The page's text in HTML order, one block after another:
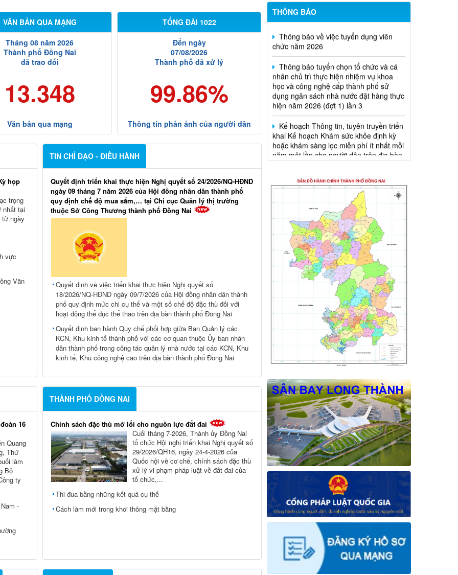
VĂN BẢN QUA MẠNG
Tháng 08 năm 2026
Thành phố Đồng Nai
đã trao đổi
13.348
Văn bản qua mạng
TỔNG ĐÀI 1022
Đến ngày
07/08/2026
Thành phố đã xử lý
99.86%
Thông tin phản ảnh của người dân
họp
trọng
nhất tại
từ ngày
vực
Văn
TIN CHỈ ĐẠO - ĐIỀU HÀNH
Quyết định triển khai thực hiện Nghị quyết số 24/2026/NQ-HĐND
ngày 09 tháng 7 năm 2026 của Hội đồng nhân dân thành phố
quy định chế độ mua sắm,… tại Chi cục Quản lý thị trường
thuộc Sở Công Thương thành phố Đồng Nai
Quyết định về việc triển khai thực hiện Nghị quyết số
18/2026/NQ-HĐND ngày 09/7/2026 của Hội đồng nhân dân thành
phố quy định mức chi cụ thể và một số chế độ đặc thù đối với
hoạt động thể dục thể thao trên địa bàn thành phố Đồng Nai
Quyết định ban hành Quy chế phối hợp giữa Ban Quản lý các
KCN, Khu kinh tế thành phố với các cơ quan thuộc Ủy ban nhân
dân thành phố trong công tác quản lý nhà nước tại các KCN, Khu
kinh tế, Khu công nghệ cao trên địa bàn thành phố Đồng Nai
16
Quang
Thứ
làm
Bộ
ty
-
THÀNH PHỐ ĐỒNG NAI
Chính sách đặc thù mở lối cho nguồn lực đất đai
Cuối tháng 7-2026, Thành ủy Ðồng Nai
tổ chức Hội nghị triển khai Nghị quyết số
29/2026/QH16, ngày 24-4-2026 của
Quốc hội về cơ chế, chính sách đặc thù
xử lý vi phạm pháp luật về đất đai của
tổ chức,...
Thi đua bằng những kết quả cụ thể
Cách làm mới trong khơi thông mặt bằng
THÔNG BÁO
Thông báo về việc tuyển dụng viên
chức năm 2026
Thông báo tuyển chọn tổ chức và cá
học và công nghệ cấp thành phố sử
dụng ngân sách nhà nước đặt hàng thực
hiện năm 2026 (đợt 1) lần 3
Kế hoạch Thông tin, tuyên truyền triển
khai Kế hoạch Khám sức khỏe định kỳ
hoặc khám sàng lọc miễn phí ít nhất mỗi
năm một lần cho người dân trên địa bàn
thành phố Đồng Nai
Hỗ trợ đăng tải thông tin hợp nhất,
Công khai thông tin vi phạm pháp luật
trong lĩnh vực đất đai, tại phường Hố Nai